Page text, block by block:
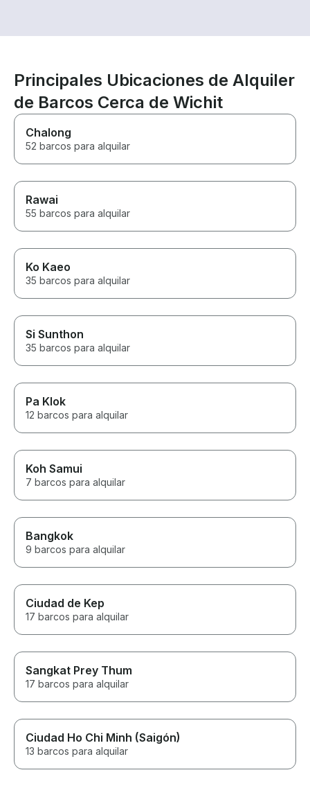
Principales Ubicaciones de Alquiler
de Barcos Cerca de Wichit
Chalong
52 barcos para alquilar
Rawai
55 barcos para alquilar
Ko Kaeo
35 barcos para alquilar
Si Sunthon
35 barcos para alquilar
Pa Klok
12 barcos para alquilar
Koh Samui
7 barcos para alquilar
Bangkok
9 barcos para alquilar
Ciudad de Kep
17 barcos para alquilar
Sangkat Prey Thum
17 barcos para alquilar
Ciudad Ho Chi Minh (Saigón)
13 barcos para alquilar